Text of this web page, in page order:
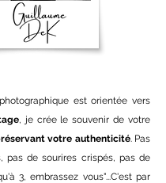
est orientée vers
, je crée le souvenir de votre
votre authenticité. Pas
pas de sourires crispés, pas de
3, embrassez vous"...C'est par